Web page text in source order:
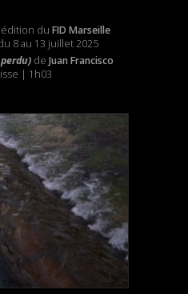
édition du FID Marseille
8 au 13 juillet 2025
de Juan Francisco
| 1h03